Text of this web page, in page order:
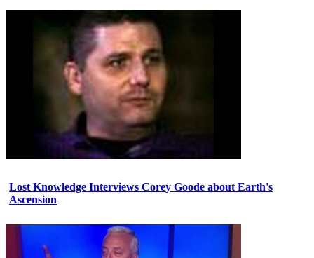
Lost Knowledge Interviews Corey Goode about Earth's
Ascension